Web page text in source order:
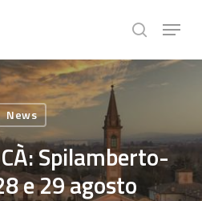
search
Menu
News
Spilamberto-
e 29 agosto
Menu